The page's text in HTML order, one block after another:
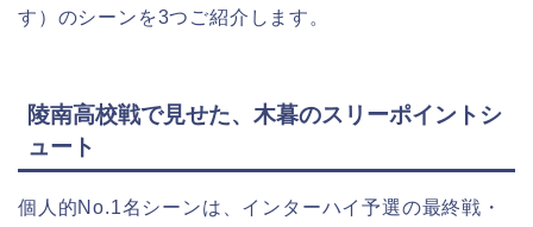
す）のシーンを3つご紹介します。
陵南高校戦で見せた、木暮のスリーポイントシ
ュート
個人的No.1名シーンは、インターハイ予選の最終戦・